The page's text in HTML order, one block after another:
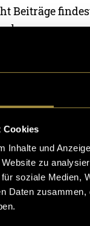
Cookies
Inhalte und
zu
soziale Medien,
Daten
Beiträge
in das